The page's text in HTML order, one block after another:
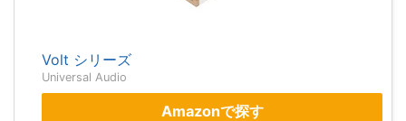
Volt シリーズ
Universal Audio
Amazonで探す